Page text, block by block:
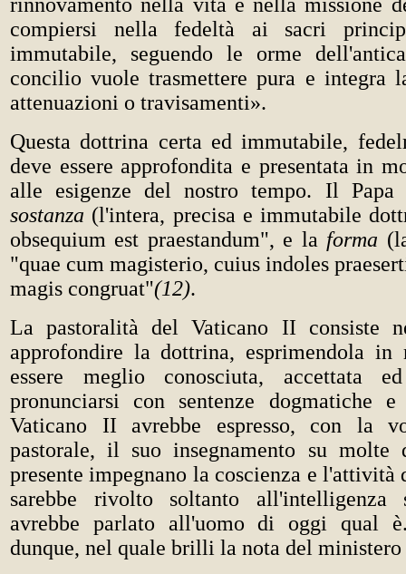
compiersi nella fedeltà ai sacri
immutabile, seguendo le orme
concilio vuole trasmettere pura e integra
attenuazioni o travisamenti».
Questa dottrina certa ed immutabile,
deve essere approfondita e presentata in
alle esigenze del nostro tempo. Il
sostanza (l'intera, precisa e immutabile
obsequium est praestandum", e la forma
"quae cum magisterio, cuius indoles
magis congruat"(12).
La pastoralità del Vaticano II consiste
approfondire la dottrina, esprimendola in
essere meglio conosciuta, accettata
pronunciarsi con sentenze dogmatiche
Vaticano II avrebbe espresso, con la
pastorale, il suo insegnamento su molte
presente impegnano la coscienza e l'attività
sarebbe rivolto soltanto all'intelligenza
avrebbe parlato all'uomo di oggi qual
dunque, nel quale brilli la nota del ministero